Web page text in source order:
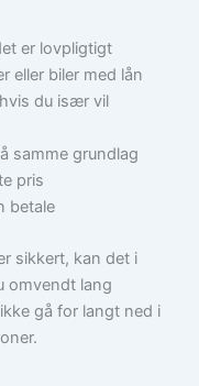
er lovpligtigt
eller biler med lån
du især vil
samme grundlag
pris
betale
sikkert, kan det i
omvendt lang
gå for langt ned i